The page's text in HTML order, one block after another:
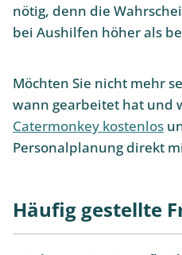
nötig, denn die
bei Aushilfen höher als
Möchten Sie nicht mehr
wann gearbeitet hat und
Catermonkey kostenlos
Personalplanung direkt
Häufig gestellte